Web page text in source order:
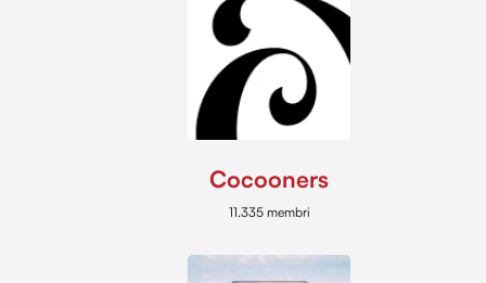
Cocooners
11.335 membri